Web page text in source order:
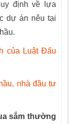
định về lựa
dự án nêu tại
của Luật Đấu
nhà đầu tư
sắm thường